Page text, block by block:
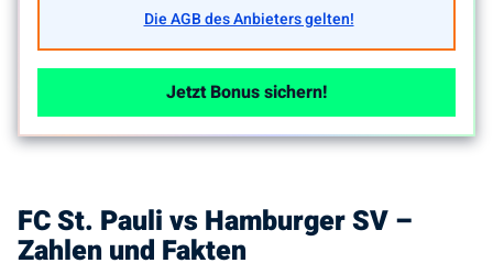
Die AGB des Anbieters gelten!
Jetzt Bonus sichern!
FC St. Pauli vs Hamburger SV –
Zahlen und Fakten